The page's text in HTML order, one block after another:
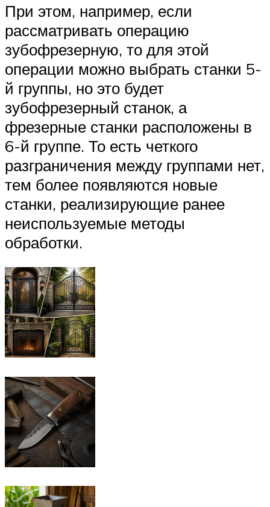
При этом, например, если
рассматривать операцию
зубофрезерную, то для этой
операции можно выбрать станки 5-
й группы, но это будет
зубофрезерный станок, а
фрезерные станки расположены в
6-й группе. То есть четкого
разграничения между группами нет,
тем более появляются новые
станки, реализирующие ранее
неиспользуемые методы
обработки.